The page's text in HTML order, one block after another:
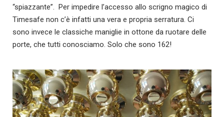
“spiazzante”. Per impedire l’accesso allo scrigno magico di
Timesafe non c’è infatti una vera e propria serratura. Ci
sono invece le classiche maniglie in ottone da ruotare delle
porte, che tutti conosciamo. Solo che sono 162!